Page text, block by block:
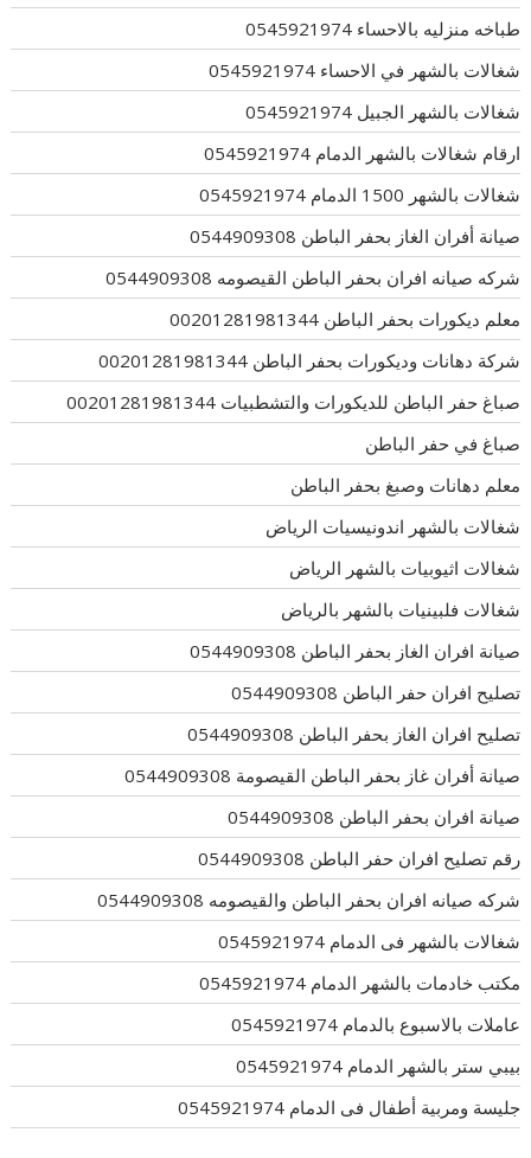
طباخه منزليه بالاحساء 0545921974
شغالات بالشهر في الاحساء 0545921974
شغالات بالشهر الجبيل 0545921974
ارقام شغالات بالشهر الدمام 0545921974
شغالات بالشهر 1500 الدمام 0545921974
صيانة أفران الغاز بحفر الباطن 0544909308
شركه صيانه افران بحفر الباطن القيصومه 0544909308
معلم ديكورات بحفر الباطن 00201281981344
شركة دهانات وديكورات بحفر الباطن 00201281981344
صباغ حفر الباطن للديكورات والتشطبيات 00201281981344
صباغ في حفر الباطن
معلم دهانات وصبغ بحفر الباطن
شغالات بالشهر اندونيسيات الرياض
شغالات اثيوبيات بالشهر الرياض
شغالات فلبينيات بالشهر بالرياض
صيانة افران الغاز بحفر الباطن 0544909308
تصليح افران حفر الباطن 0544909308
تصليح افران الغاز بحفر الباطن 0544909308
صيانة أفران غاز بحفر الباطن القيصومة 0544909308
صيانة افران بحفر الباطن 0544909308
رقم تصليح افران حفر الباطن 0544909308
شركه صيانه افران بحفر الباطن والقيصومه 0544909308
شغالات بالشهر فى الدمام 0545921974
مكتب خادمات بالشهر الدمام 0545921974
عاملات بالاسبوع بالدمام 0545921974
بيبي ستر بالشهر الدمام 0545921974
جليسة ومربية أطفال فى الدمام 0545921974